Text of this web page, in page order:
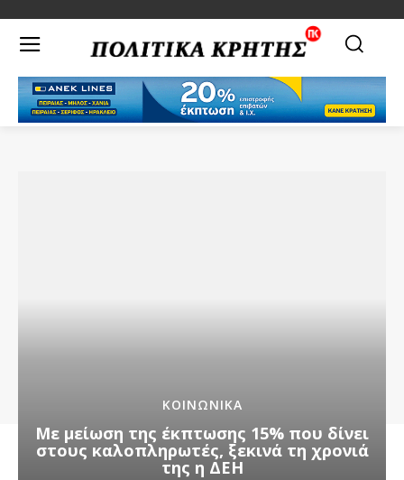
ΚΟΙΝΩΝΙΚΑ
Με μείωση της έκπτωσης 15% που δίνει
στους καλοπληρωτές, ξεκινά τη χρονιά
της η ΔΕΗ